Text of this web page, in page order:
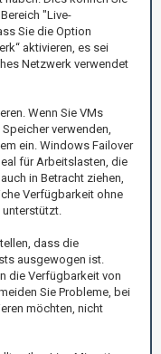
"Live-
Sie die Option
aktivieren, es sei
Netzwerk verwendet
Wenn Sie VMs
verwenden,
ein. Windows Failover
für Arbeitslasten, die
in Betracht ziehen,
Verfügbarkeit ohne
dass die
ausgewogen ist.
die Verfügbarkeit von
Sie Probleme, bei
möchten, nicht